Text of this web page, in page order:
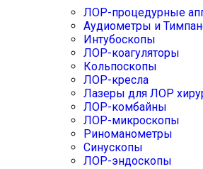
ЛОР-процедурные
Аудиометры и
Интубоскопы
ЛОР-коагуляторы
Кольпоскопы
ЛОР-кресла
Лазеры для ЛОР
ЛОР-комбайны
ЛОР-микроскопы
Риноманометры
Синускопы
ЛОР-эндоскопы